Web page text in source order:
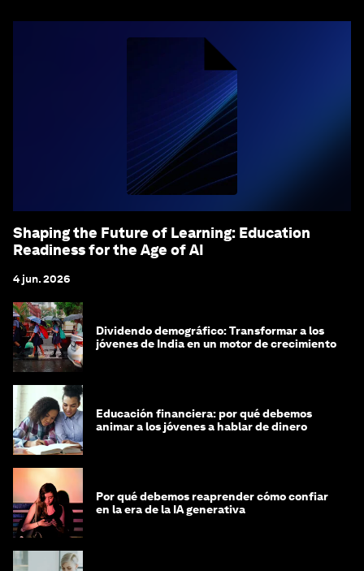
Shaping the Future of Learning: Education
Readiness for the Age of AI
4 jun. 2026
Dividendo demográfico: Transformar a los
jóvenes de India en un motor de crecimiento
Educación financiera: por qué debemos
animar a los jóvenes a hablar de dinero
Por qué debemos reaprender cómo confiar
en la era de la IA generativa